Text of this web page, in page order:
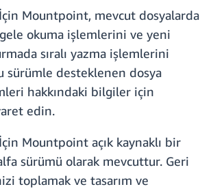
Mountpoint, mevcut dosyalarda
okuma işlemlerini ve yeni
sıralı yazma işlemlerini
sürümle desteklenen dosya
hakkındaki bilgiler için
edin.
Mountpoint açık kaynaklı bir
sürümü olarak mevcuttur. Geri
toplamak ve tasarım ve